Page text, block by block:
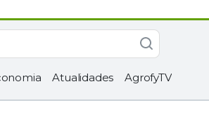
Atualidades AgrofyTV